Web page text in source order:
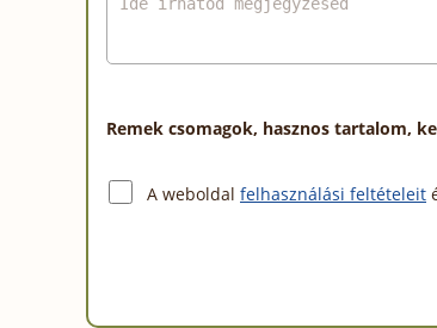
Remek csomagok, hasznos tartalom,
A weboldal felhasználási feltételeit